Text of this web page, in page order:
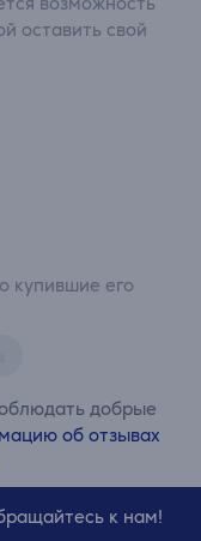
купившие его
добрые
об отзывах
оставить свой
к нам!